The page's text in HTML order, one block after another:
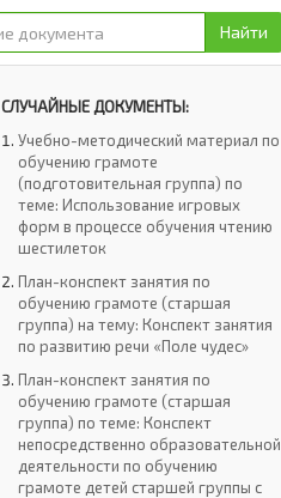
Найти
СЛУЧАЙНЫЕ ДОКУМЕНТЫ:
Учебно-методический материал по
обучению грамоте
(подготовительная группа) по
теме: Использование игровых
форм в процессе обучения чтению
шестилеток
План-конспект занятия по
обучению грамоте (старшая
группа) на тему: Конспект занятия
по развитию речи «Поле чудес»
План-конспект занятия по
обучению грамоте (старшая
группа) по теме: Конспект
непосредственно образовательной
деятельности по обучению
грамоте детей старшей группы с